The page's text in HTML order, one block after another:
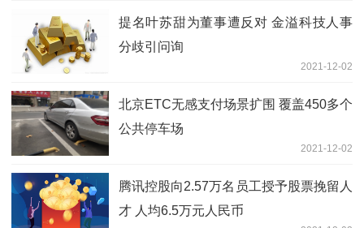
提名叶苏甜为董事遭反对 金溢科技人事
分歧引问询
2021-12-02
北京ETC无感支付场景扩围 覆盖450多个
公共停车场
2021-12-02
腾讯控股向2.57万名员工授予股票挽留人
才 人均6.5万元人民币